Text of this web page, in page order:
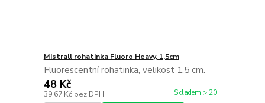
Mistrall rohatinka Fluoro Heavy, 1,5cm
Fluorescentní rohatinka, velikost 1,5 cm.
48 Kč
39,67 Kč bez DPH Skladem > 20